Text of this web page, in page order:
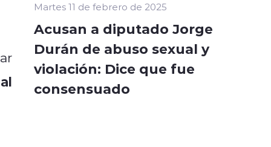
Martes 11 de febrero de 2025
Acusan a diputado Jorge
Durán de abuso sexual y
violación: Dice que fue
consensuado